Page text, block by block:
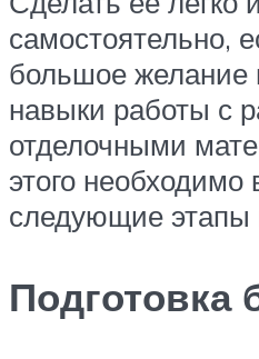
самостоятельно,
большое
навыки работы с
отделочными
этого необходимо
следующие этапы
Подготовка